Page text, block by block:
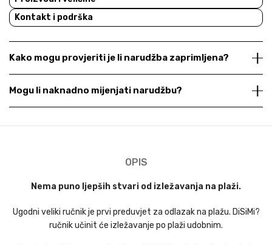
Kontakt i podrška
Kako mogu provjeriti je li narudžba zaprimljena?
Mogu li naknadno mijenjati narudžbu?
OPIS
Nema puno ljepših stvari od izležavanja na plaži.
Ugodni veliki ručnik je prvi preduvjet za odlazak na plažu. DiSiMi?
ručnik učinit će izležavanje po plaži udobnim.